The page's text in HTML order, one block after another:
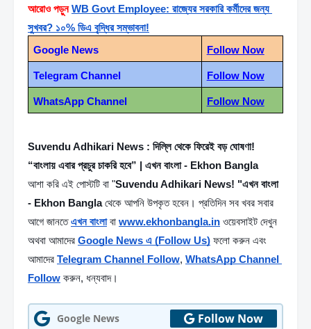
আরোও পড়ুন WB Govt Employee: রাজ্যের সরকারি কর্মীদের জন্য
সুখবর? ১০% ডিএ বৃদ্ধির সম্ভাবনা!
Google News
Follow Now
Telegram Channel Follow Now
WhatsApp Channel Follow Now
Suvendu Adhikari News : দিল্লি থেকে ফিরেই বড় ঘোষণা!
“বাংলায় এবার প্রচুর চাকরি হবে” | এখন বাংলা - Ekhon Bangla
আশা করি এই পোস্টটি বা "Suvendu Adhikari News! "এখন বাংলা
- Ekhon Bangla থেকে আপনি উপকৃত হবেন। প্রতিদিন সব খবর সবার
আগে জানতে এখন বাংলা বা www.ekhonbangla.in ওয়েবসাইট দেখুন
অথবা আমাদের Google News এ (Follow Us) ফলো করুন এবং
আমাদের Telegram Channel Follow, WhatsApp Channel
Follow করুন, ধন্যবাদ।
Google News Follow Now